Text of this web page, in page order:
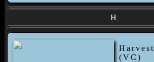
H
(VC)